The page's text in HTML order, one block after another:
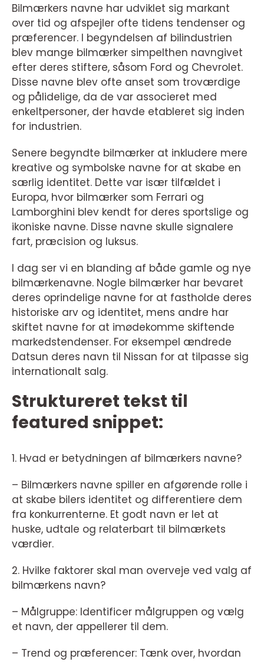
Bilmærkers navne har udviklet sig markant
over tid og afspejler ofte tidens tendenser og
præferencer. I begyndelsen af bilindustrien
blev mange bilmærker simpelthen navngivet
efter deres stiftere, såsom Ford og Chevrolet.
Disse navne blev ofte anset som troværdige
og pålidelige, da de var associeret med
enkeltpersoner, der havde etableret sig inden
for industrien.
Senere begyndte bilmærker at inkludere mere
kreative og symbolske navne for at skabe en
særlig identitet. Dette var især tilfældet i
Europa, hvor bilmærker som Ferrari og
Lamborghini blev kendt for deres sportslige og
ikoniske navne. Disse navne skulle signalere
fart, præcision og luksus.
I dag ser vi en blanding af både gamle og nye
bilmærkenavne. Nogle bilmærker har bevaret
deres oprindelige navne for at fastholde deres
historiske arv og identitet, mens andre har
skiftet navne for at imødekomme skiftende
markedstendenser. For eksempel ændrede
Datsun deres navn til Nissan for at tilpasse sig
internationalt salg.
Struktureret tekst til
featured snippet:
1. Hvad er betydningen af bilmærkers navne?
– Bilmærkers navne spiller en afgørende rolle i
at skabe bilers identitet og differentiere dem
fra konkurrenterne. Et godt navn er let at
huske, udtale og relaterbart til bilmærkets
værdier.
2. Hvilke faktorer skal man overveje ved valg af
bilmærkens navn?
– Målgruppe: Identificer målgruppen og vælg
et navn, der appellerer til dem.
– Trend og præferencer: Tænk over, hvordan